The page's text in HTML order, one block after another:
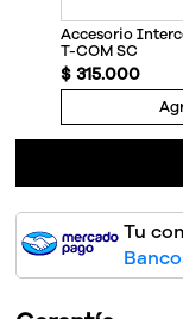
Accesorio
T-COM SC
$ 315.000
Tu